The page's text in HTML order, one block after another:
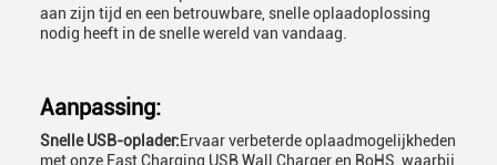
aan zijn tijd en een betrouwbare, snelle oplaadoplossing
nodig heeft in de snelle wereld van vandaag.
Aanpassing:
Snelle USB-oplader:Ervaar verbeterde oplaadmogelijkheden
met onze Fast Charging USB Wall Charger.en RoHS, waarbij